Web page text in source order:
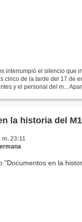
interrumpió el silencio que
cinco de la tarde del 17 de
y el personal del m...
la historia del
m. 23:11